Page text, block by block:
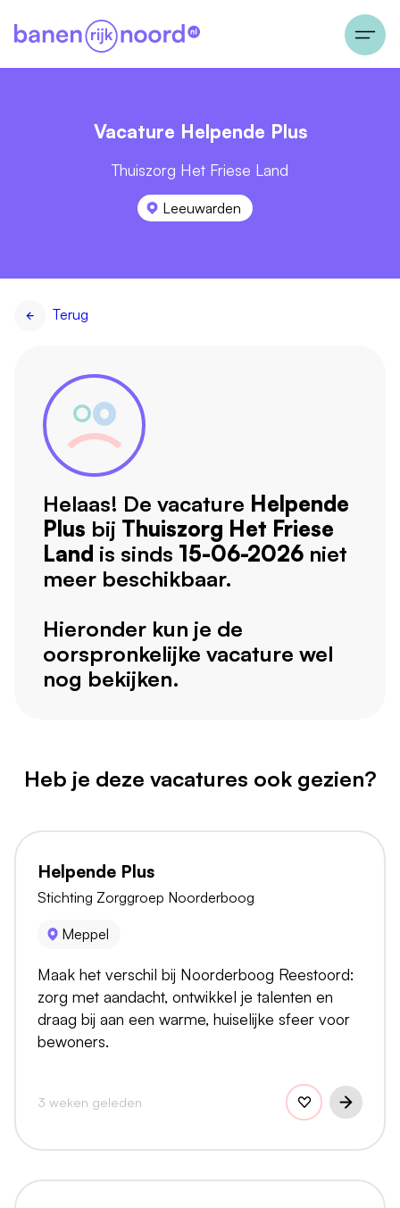
Vacature Helpende Plus
Thuiszorg Het Friese Land
Leeuwarden
Terug
Helaas! De vacature Helpende
Plus bij Thuiszorg Het Friese
Land is sinds 15-06-2026 niet
meer beschikbaar.
Hieronder kun je de
oorspronkelijke vacature wel
nog bekijken.
Heb je deze vacatures ook gezien?
Helpende Plus
Stichting Zorggroep Noorderboog
Meppel
Maak het verschil bij Noorderboog Reestoord:
zorg met aandacht, ontwikkel je talenten en
draag bij aan een warme, huiselijke sfeer voor
bewoners.
3 weken geleden